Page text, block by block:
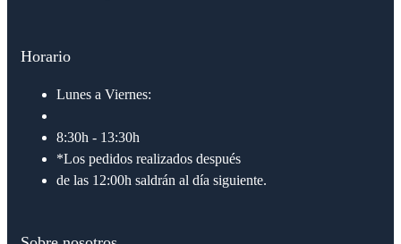
Horario
Lunes a Viernes:
8:30h - 13:30h
*Los pedidos realizados después
de las 12:00h saldrán al día siguiente.